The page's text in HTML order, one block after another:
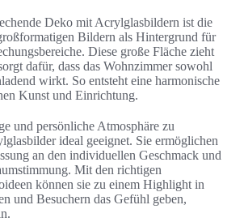
Deko mit Acrylglasbildern ist die
Bildern als Hintergrund für
Diese große Fläche zieht
dafür, dass das Wohnzimmer sowohl
wirkt. So entsteht eine harmonische
Kunst und Einrichtung.
und persönliche Atmosphäre zu
ideal geeignet. Sie ermöglichen
an den individuellen Geschmack und
Mit den richtigen
können sie zu einem Highlight in
und Besuchern das Gefühl geben,